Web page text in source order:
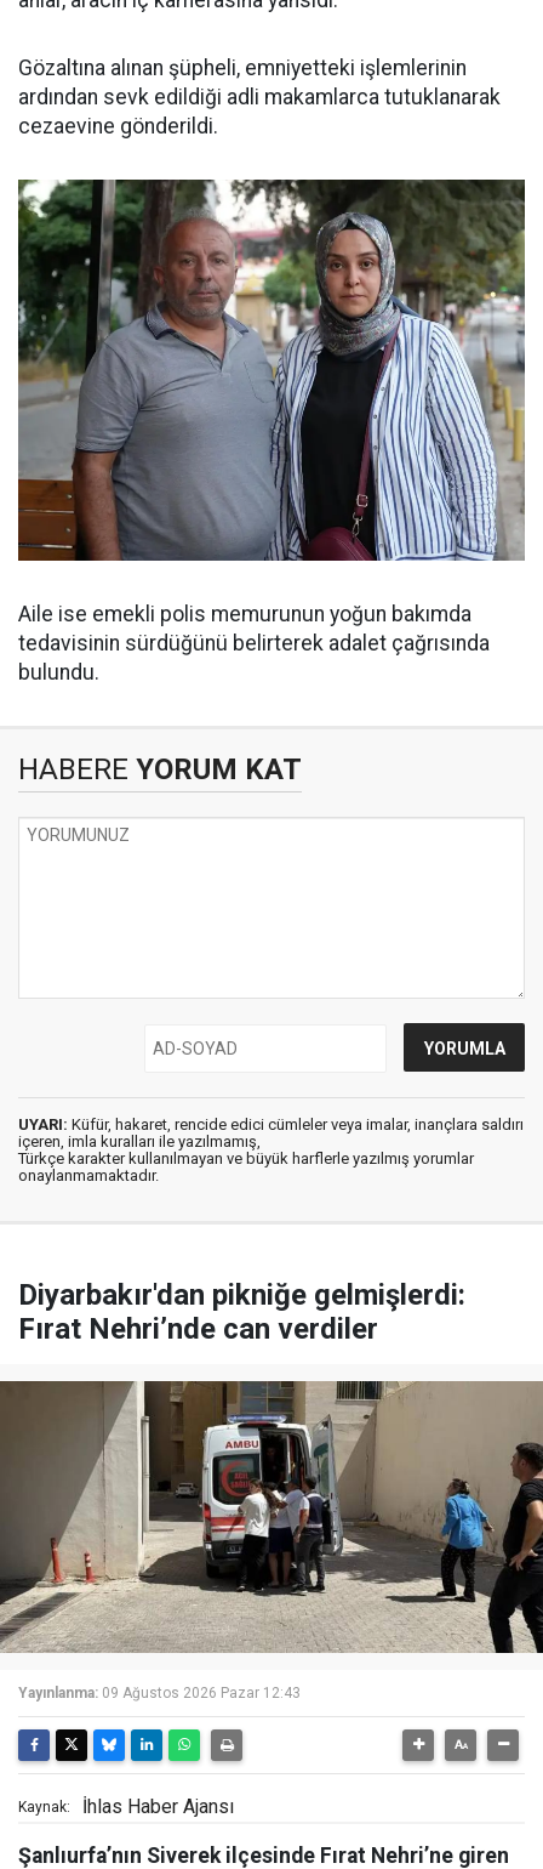
Gözaltına alınan şüpheli, emniyetteki işlemlerinin
ardından sevk edildiği adli makamlarca tutuklanarak
cezaevine gönderildi.
Aile ise emekli polis memurunun yoğun bakımda
tedavisinin sürdüğünü belirterek adalet çağrısında
bulundu.
HABERE YORUM KAT
UYARI: Küfür, hakaret, rencide edici cümleler veya imalar, inançlara saldırı
içeren, imla kuralları ile yazılmamış,
Türkçe karakter kullanılmayan ve büyük harflerle yazılmış yorumlar
onaylanmamaktadır.
Diyarbakır'dan pikniğe gelmişlerdi:
Fırat Nehri’nde can verdiler
Yayınlanma: 09 Ağustos 2026 Pazar 12:43
Kaynak: İhlas Haber Ajansı
Şanlıurfa’nın Siverek ilçesinde Fırat Nehri’ne giren